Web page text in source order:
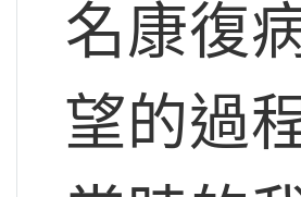
名康復
望的過